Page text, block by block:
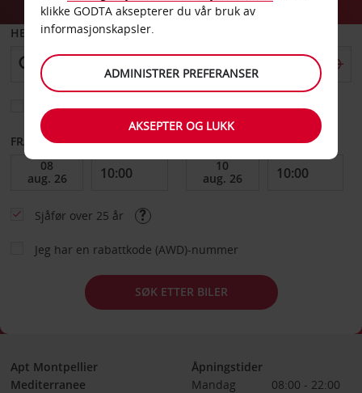
HENT FRA
Velg et annet leveringssted
FRA DATO TIL DATO
Sjåfør over 25 år
Jeg har en rabattkode (AWD)-nummer
SØK ETTER BILER
Apt Montpellier
Mediterranee
Åpningstider
Mandag
08:00 - 22:00
klikke GODTA aksepterer du vår bruk av
informasjonskapsler.
ADMINISTRER PREFERANSER
AKSEPTER OG LUKK